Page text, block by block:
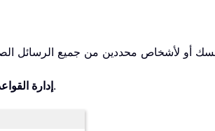
إدارة.